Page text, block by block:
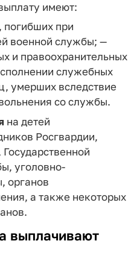
имеют:
при
военной службы; —
и правоохранительных
служебных
умерших вследствие
со службы.
на детей
Росгвардии,
уголовно-
органов
а также некоторых
выплачивают